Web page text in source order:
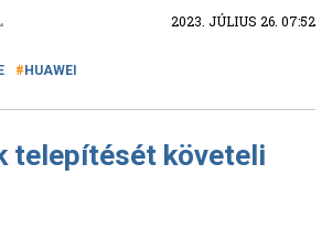
2023. JÚLIUS 26. 07:52
HUAWEI
telepítését követeli